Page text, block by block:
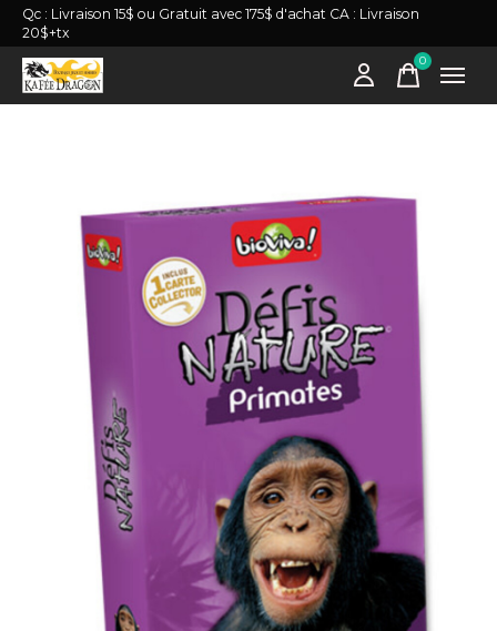
Qc : Livraison 15$ ou Gratuit avec 175$ d'achat CA : Livraison
20$+tx
0items